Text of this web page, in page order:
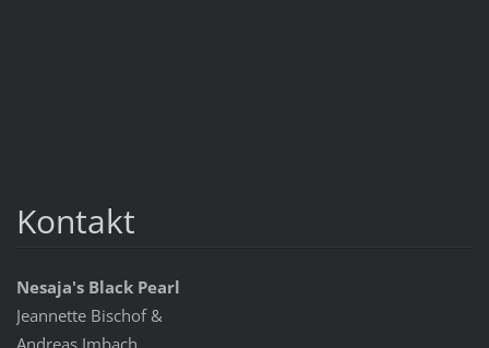
Kontakt
Nesaja's Black Pearl
Jeannette Bischof &